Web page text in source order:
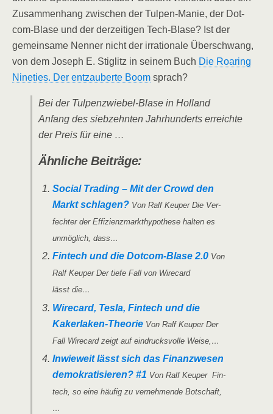
Zusam­men­hang zwi­schen der Tul­pen-Manie, der Dot­
com-Bla­se und der der­zei­ti­gen Tech-Bla­se? Ist der
gemein­sa­me Nen­ner nicht der irra­tio­na­le Über­schwang,
von dem Joseph E. Stig­litz in sei­nem Buch Die Roaring
Nine­ties. Der ent­zau­ber­te Boom sprach?
Bei der Tul­pen­zwie­bel-Bla­se in Hol­land
Anfang des sieb­zehn­ten Jahr­hun­derts erreich­te
der Preis für eine …
Ähn­li­che Beiträge:
Social Tra­ding – Mit der Crowd den
Markt schla­gen? Von Ralf Keu­per Die Ver­
fech­ter der Effi­zi­enz­mark­t­hy­po­the­se hal­ten es
unmög­lich, dass…
Fin­tech und die Dot­­com-Bla­­se 2.0 Von
Ralf Keu­per Der tie­fe Fall von Wire­card
lässt die…
Wire­card, Tes­la, Fin­tech und die
Kaker­la­ken-Theo­rie Von Ralf Keu­per Der
Fall Wire­card zeigt auf ein­drucks­vol­le Weise,…
Inwie­weit lässt sich das Finanz­we­sen
demo­kra­ti­sie­ren? #1 Von Ralf Keu­per Fin­
tech, so eine häu­fig zu ver­neh­men­de Botschaft,
…